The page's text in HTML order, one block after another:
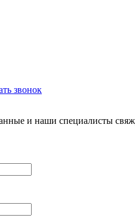
звонок
и наши специалисты